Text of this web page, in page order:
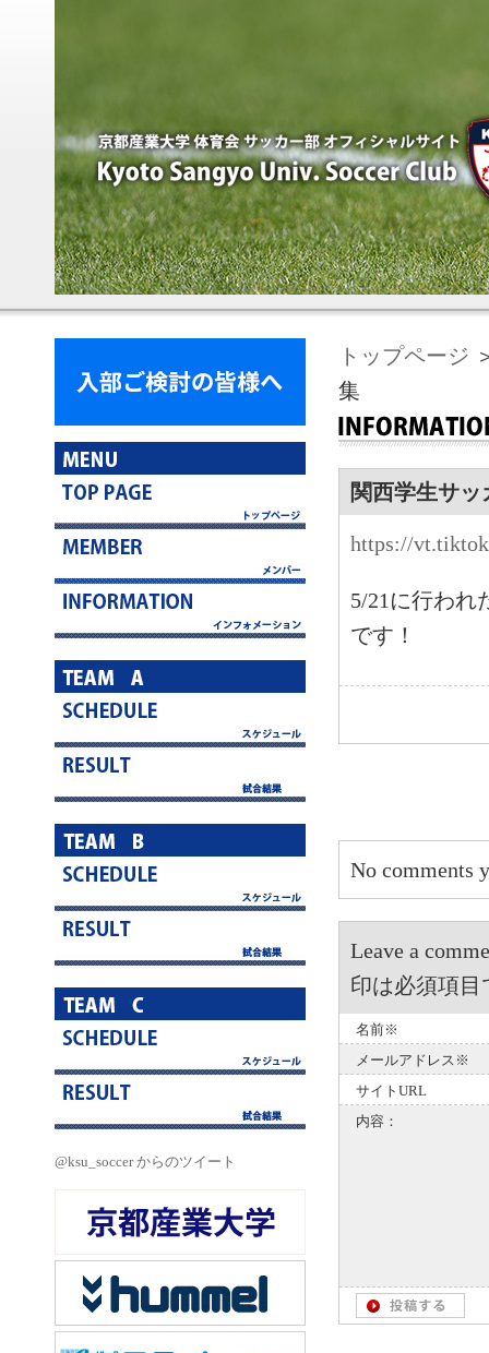
@ksu_soccer からのツイート
トップページ
集
関西学生サ
https://
5/21に行われ
です！
No comments
Leave a
印は必須項目
名前※
メールアドレス※
サイトURL
内容：